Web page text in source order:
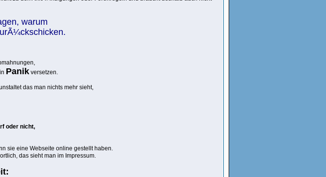
warum
Panik versetzen.
das man nichts mehr sieht,
oder nicht,
sie eine Webseite online gestellt haben.
das sieht man im Impressum.